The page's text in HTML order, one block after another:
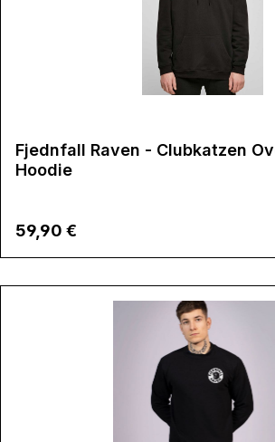
Fjednfall Raven - Clubkatzen
Hoodie
Regulärer Preis:
59,90 €